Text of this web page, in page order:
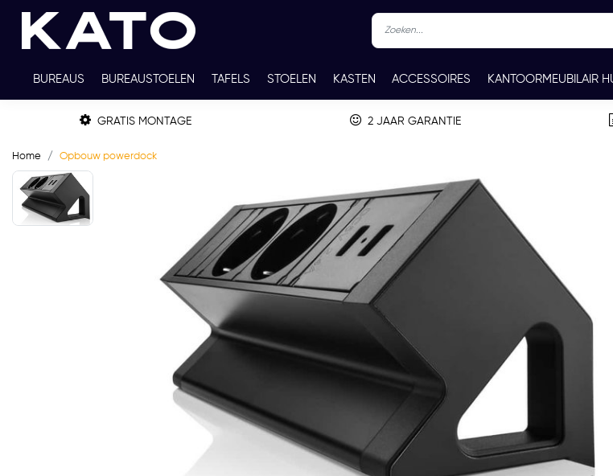
BUREAUS BUREAUSTOELEN TAFELS STOELEN KASTEN ACCESSOIRES KANTOORMEUBILAIR
TWEEDEHANDS THUISWERKPLEKKEN WERKBLADKLEUREN CONTACT
GRATIS MONTAGE 2 JAAR GARANTIE
Home Opbouw powerdock